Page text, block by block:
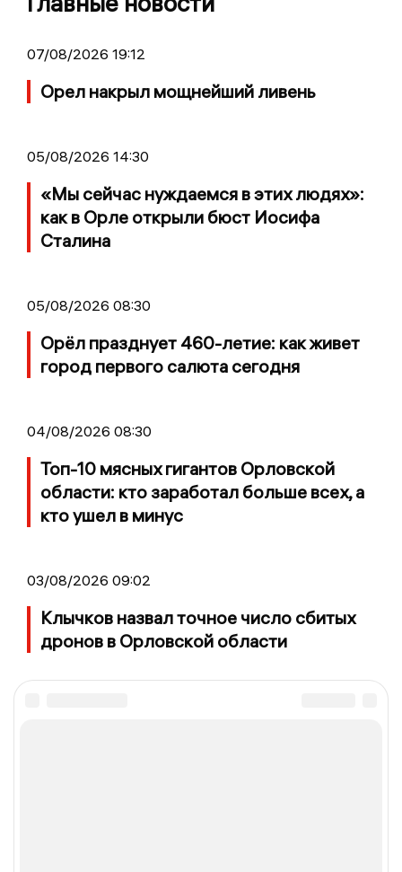
07/08/2026 19:12
Орел накрыл мощнейший ливень
05/08/2026 14:30
«Мы сейчас нуждаемся в этих людях»:
как в Орле открыли бюст Иосифа
Сталина
05/08/2026 08:30
Орёл празднует 460-летие: как живет
город первого салюта сегодня
04/08/2026 08:30
Топ-10 мясных гигантов Орловской
области: кто заработал больше всех, а
кто ушел в минус
03/08/2026 09:02
Клычков назвал точное число сбитых
дронов в Орловской области